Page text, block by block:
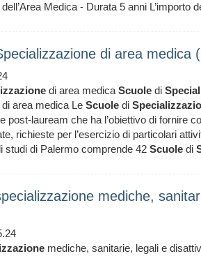
dell’Area Medica - Durata 5 anni L’importo
di area medica
di area medica Scuole di
di area medica Le Scuole di
post-lauream che ha l’obiettivo di fornire
richieste per l’esercizio di particolari
studi di Palermo comprende 42 Scuole di
mediche,
mediche, sanitarie, legali e